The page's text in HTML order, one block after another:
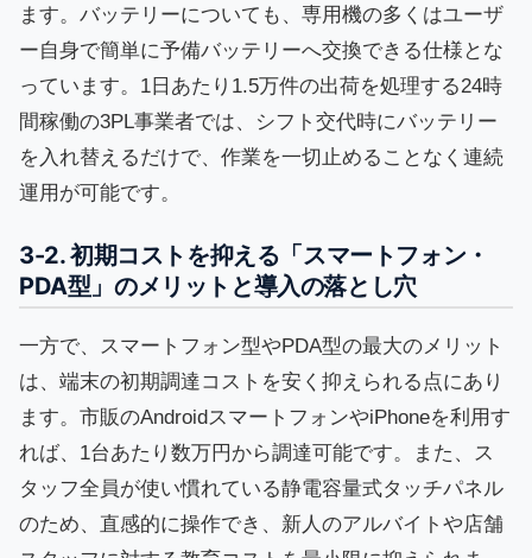
ます。バッテリーについても、専用機の多くはユーザ
ー自身で簡単に予備バッテリーへ交換できる仕様とな
っています。1日あたり1.5万件の出荷を処理する24時
間稼働の3PL事業者では、シフト交代時にバッテリー
を入れ替えるだけで、作業を一切止めることなく連続
運用が可能です。
3-2. 初期コストを抑える「スマートフォン・
PDA型」のメリットと導入の落とし穴
一方で、スマートフォン型やPDA型の最大のメリット
は、端末の初期調達コストを安く抑えられる点にあり
ます。市販のAndroidスマートフォンやiPhoneを利用す
れば、1台あたり数万円から調達可能です。また、ス
タッフ全員が使い慣れている静電容量式タッチパネル
のため、直感的に操作でき、新人のアルバイトや店舗